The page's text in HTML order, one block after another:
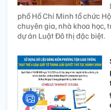
phố Hồ Chí Minh tổ chức
chuyên gia, nhà khoa học,
dự án Luật Đô thị đặc biệt.